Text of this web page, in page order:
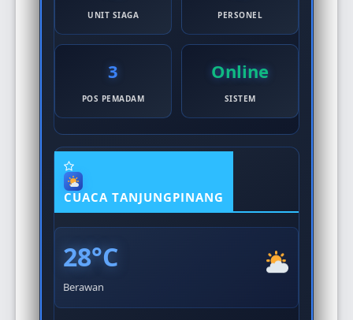
UNIT SIAGA PERSONEL
3
POS PEMADAM
Online
SISTEM
CUACA TANJUNGPINANG
28°C
Berawan